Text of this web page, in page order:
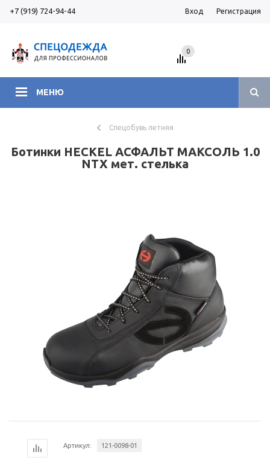
+7 (919) 724-94-44 Вход Регистрация
МЕНЮ
0
Спецобувь летняя
Ботинки HECKEL АСФАЛЬТ МАКСОЛЬ 1.0
NTX мет. стелька
Артикул: 121-0098-01